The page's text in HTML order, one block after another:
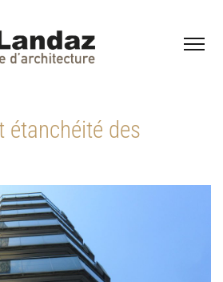
étanchéité des